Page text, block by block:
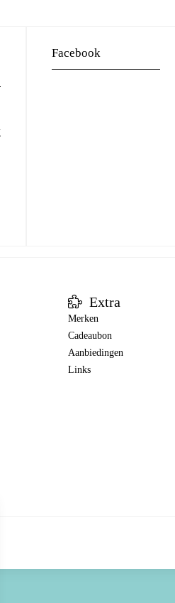
Facebook
Extra
Merken
Cadeaubon
Aanbiedingen
Links